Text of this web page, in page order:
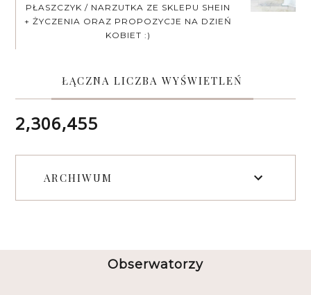
PŁASZCZYK / NARZUTKA ZE SKLEPU SHEIN
+ ŻYCZENIA ORAZ PROPOZYCJE NA DZIEŃ
KOBIET :)
ŁĄCZNA LICZBA WYŚWIETLEŃ
2,306,455
ARCHIWUM
Obserwatorzy